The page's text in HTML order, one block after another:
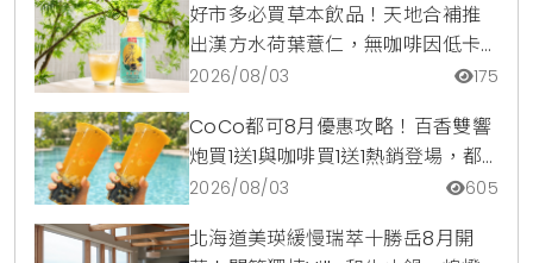
好市多必買草本飲品！天地合補推
出漢方水荷葉薏仁，無咖啡因低卡
路里輕鬆喝無負擔
2026/08/03 175
CoCo都可8月優惠攻略！百香雙響
炮買1送1與咖啡買1送1熱銷登場，都
可訂2杯85元起
2026/08/03 605
北海道美瑛緩慢瑞萃十勝岳8月開